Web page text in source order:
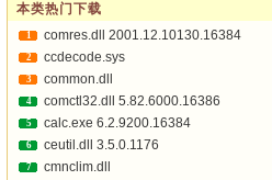
本类热门下载
1 comres.dll 2001.12.10130.16384
2 ccdecode.sys
3 common.dll
4 comctl32.dll 5.82.6000.16386
5 calc.exe 6.2.9200.16384
6 ceutil.dll 3.5.0.1176
7 cmnclim.dll